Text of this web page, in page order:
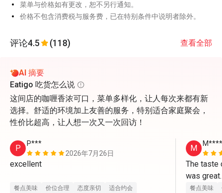
菜单与价格如有更改，恕不另行通知。
价格不包含消费税与服务费，已在特别条件中说明者除外。
评论4.5 (118) 查看全部
AI 摘要
Eatigo 吃货怎么说
这间店的咖喱香浓可口，菜单多样化，让人每次来都有新
选择。舒适的环境加上友善的服务，特别适合家庭聚会，
性价比超高，让人想一次又一次回访！
P
P***
2026年7月26日
excellent
餐点美味 价位合理 态度亲切
适合约会
M
The taste
was
seafood,
餐点美味